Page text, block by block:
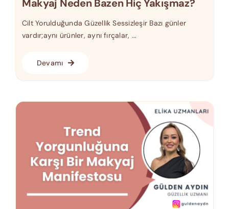
Makyaj Neden Bazen Hiç Yakışmaz?
Cilt Yorulduğunda Güzellik Sessizleşir Bazı günler
vardır;aynı ürünler, aynı fırçalar, ...
Devamı